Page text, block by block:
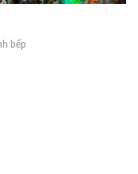
bếp